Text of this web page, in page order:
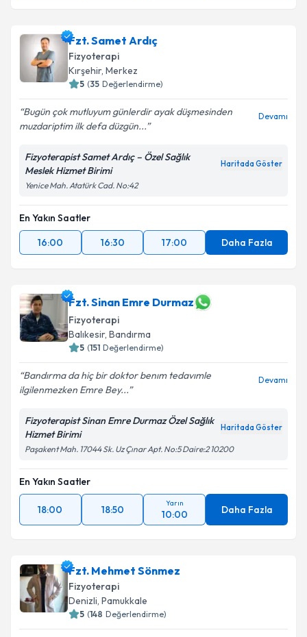
Fzt. Samet Ardıç
Fizyoterapi
Kırşehir, Merkez
5 (35 Değerlendirme)
Bugün çok mutluyum günlerdir ayak düşmesinden
muzdariptim ilk defa düzgün...
Devamı
Fizyoterapist Samet Ardıç – Özel Sağlık
Meslek Hizmet Birimi
Haritada Göster
Yenice Mah. Atatürk Cad. No:42
En Yakın Saatler
16:00
16:30 17:00 Daha Fazla
Fzt. Sinan Emre Durmaz
Fizyoterapi
Balıkesir, Bandırma
5 (151 Değerlendirme)
Bandırma da hiç bir doktor benım tedavımle
ilgilenmezken Emre Bey...
Devamı
Fizyoterapist Sinan Emre Durmaz Özel Sağlık
Hizmet Birimi
Haritada Göster
Paşakent Mah. 17044 Sk. Uz Çınar Apt. No:5 Daire:2 10200
En Yakın Saatler
18:00 18:50
Yarın
10:00 Daha Fazla
Fzt. Mehmet Sönmez
Fizyoterapi
Denizli, Pamukkale
5 (148 Değerlendirme)